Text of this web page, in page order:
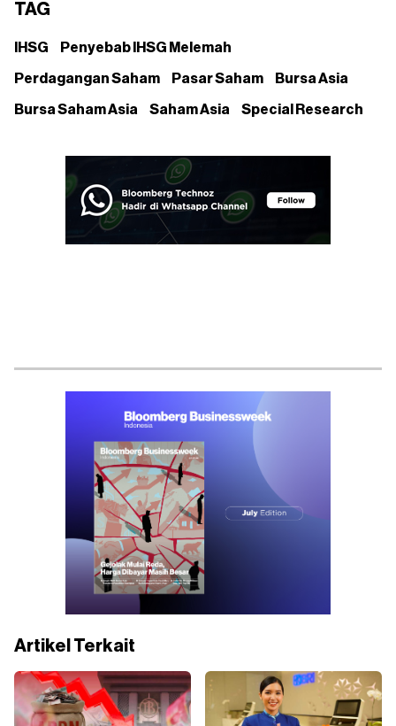
TAG
IHSG Penyebab IHSG Melemah
Perdagangan Saham Pasar Saham Bursa Asia
Bursa Saham Asia Saham Asia Special Research
Artikel Terkait